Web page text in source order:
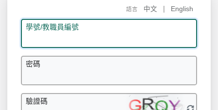
語言 中文 English
學號/教職員編號
密碼
驗證碼